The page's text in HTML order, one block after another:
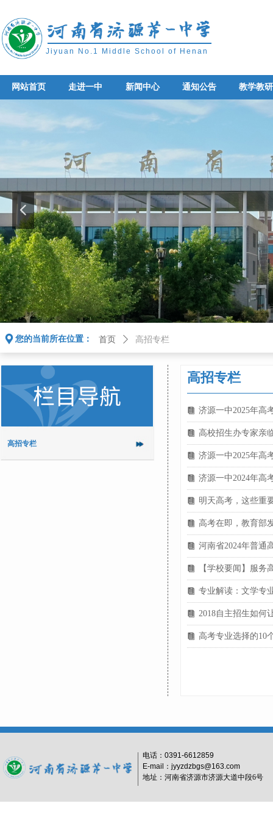
Jiyuan No.1 Middle School of Henan
网站首页
网站首页
走进一中 新闻中心
新闻中心
通知公告
通知公告
教学教研
教学教研
首页 ꄲ 高招专栏
您的当前所在位置：
끇
넳
高招专栏
뀴 济源一中2025年高
뀴 高校招生办专家亲
뀴 济源一中2025年高
뀴 济源一中2024年高
뀴 明天高考，这些重
뀴 高考在即，教育部
뀴 河南省2024年普通
뀴 【学校要闻】服
뀴 专业解读：文学专
뀴 2018自主招生如何
뀴 高考专业选择的10
高招专栏
电话： 0391-6612859
E-mail：jyyzdzbgs@163.com
地址：河南省济源市济源大道中段6号